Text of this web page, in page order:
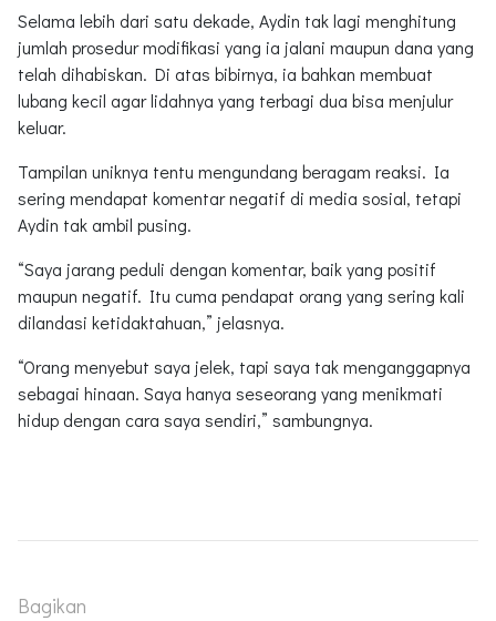
Selama lebih dari satu dekade, Aydin tak lagi menghitung
jumlah prosedur modifikasi yang ia jalani maupun dana yang
telah dihabiskan. Di atas bibirnya, ia bahkan membuat
lubang kecil agar lidahnya yang terbagi dua bisa menjulur
keluar.
Tampilan uniknya tentu mengundang beragam reaksi. Ia
sering mendapat komentar negatif di media sosial, tetapi
Aydin tak ambil pusing.
“Saya jarang peduli dengan komentar, baik yang positif
maupun negatif. Itu cuma pendapat orang yang sering kali
dilandasi ketidaktahuan,” jelasnya.
“Orang menyebut saya jelek, tapi saya tak menganggapnya
sebagai hinaan. Saya hanya seseorang yang menikmati
hidup dengan cara saya sendiri,” sambungnya.
Bagikan